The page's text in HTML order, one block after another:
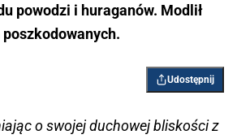
powodzi i huraganów. Modlił
Udostępnij
o swojej duchowej bliskości z